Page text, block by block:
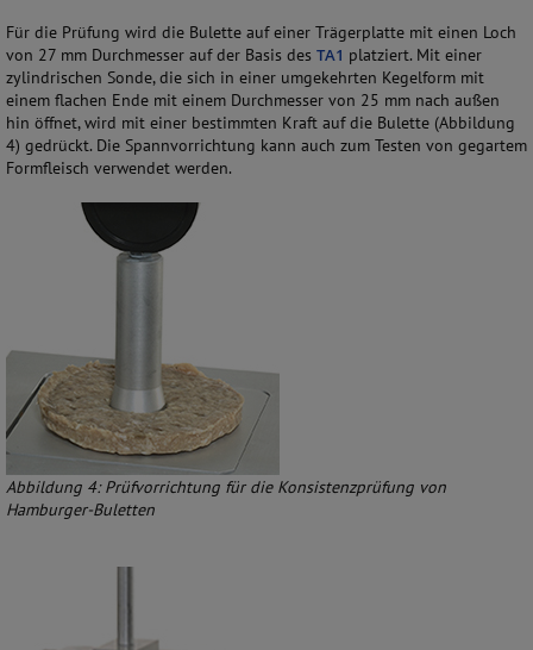
Für die Prüfung wird die Bulette auf einer Trägerplatte mit einen Loch
von 27 mm Durchmesser auf der Basis des TA1 platziert. Mit einer
zylindrischen Sonde, die sich in einer umgekehrten Kegelform mit
einem flachen Ende mit einem Durchmesser von 25 mm nach außen
hin öffnet, wird mit einer bestimmten Kraft auf die Bulette (Abbildung
4) gedrückt. Die Spannvorrichtung kann auch zum Testen von gegartem
Formfleisch verwendet werden.
Abbildung 4: Prüfvorrichtung für die Konsistenzprüfung von
Hamburger-Buletten